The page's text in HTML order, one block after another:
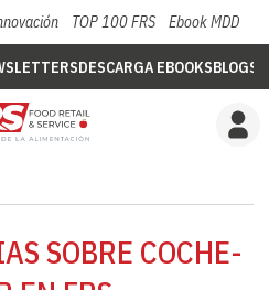
TOP 100 FRS Ebook MDD
DESCARGA EBOOKSBLOGS
SOBRE COCHE-